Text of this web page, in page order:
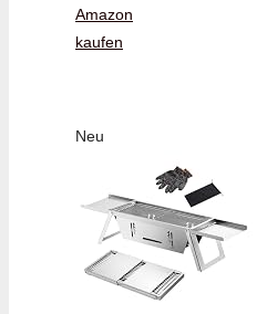
Amazon
kaufen
Neu